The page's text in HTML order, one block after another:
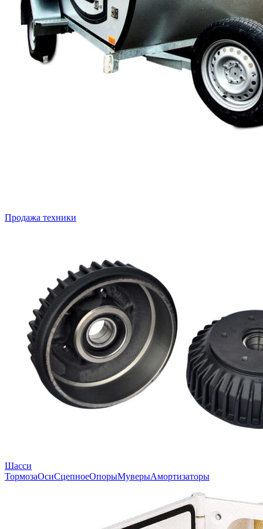
Продажа техники
Шасси
ТормозаОсиСцепноеОпорыМуверыАмортизаторы